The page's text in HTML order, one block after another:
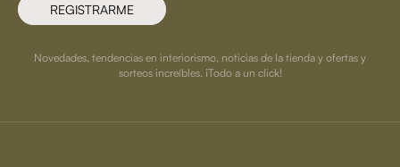
REGISTRARME
Novedades, tendencias en interiorismo, noticias de la tienda y ofertas y
sorteos increíbles. ¡Todo a un click!